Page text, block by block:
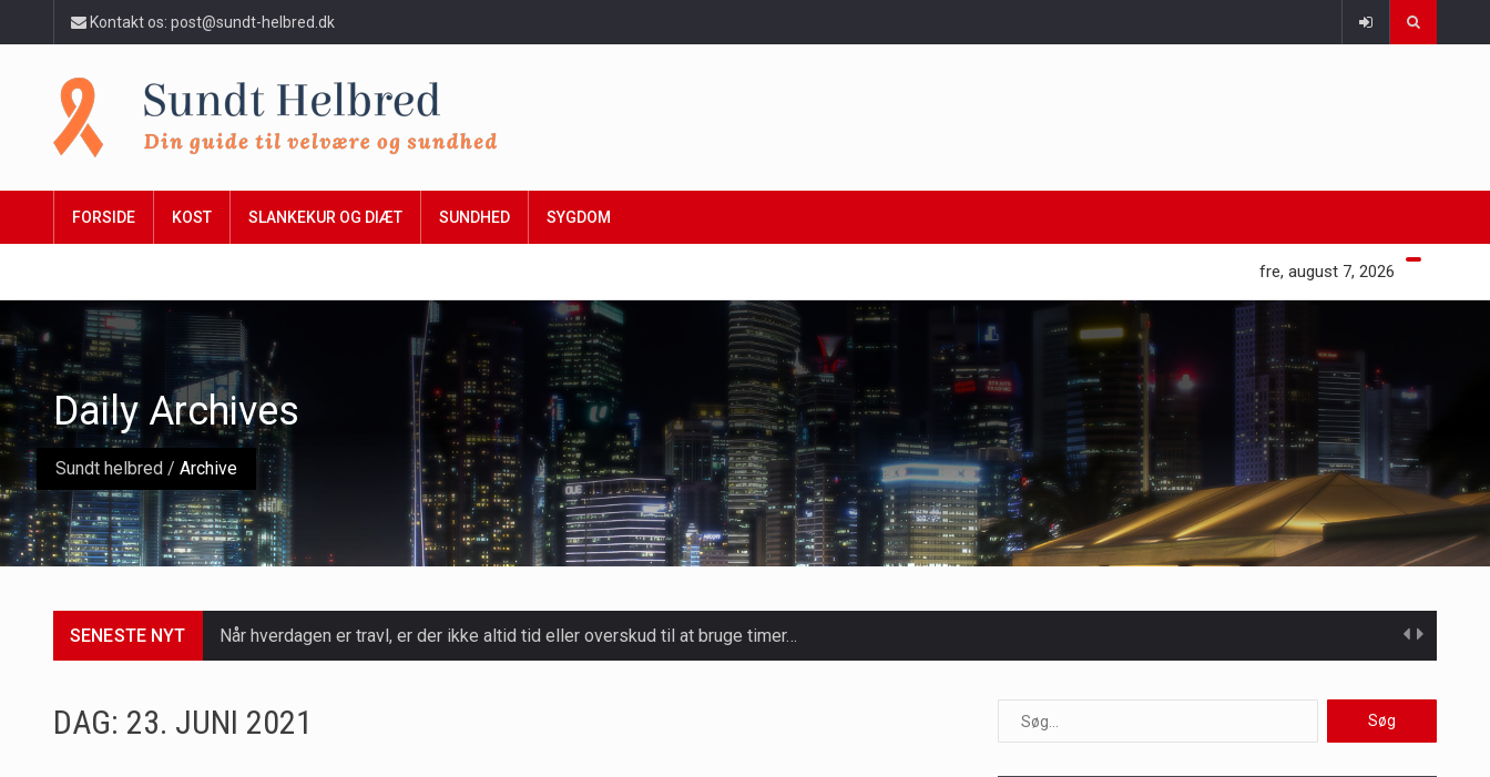
Kontakt os: post@sundt-helbred.dk
FORSIDE KOST SLANKEKUR OG DIÆT SUNDHED SYGDOM
fre, august 7, 2026
Sundt helbred / Archive
Daily Archives
SENESTE NYT Når hverdagen er travl, er der ikke altid tid eller overskud til at bruge timer…
Mælkesyrebakterier er små, men utroligt kraftfulde mikroorganismer, der spiller en afgørende rolle i at opretholde…
DAG: 23. JUNI 2021